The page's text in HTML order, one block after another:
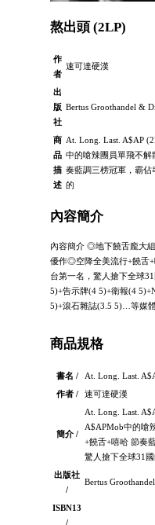
熬出頭 (2LP)
作
者
速可達硬漢
出
版
社
Bertus Groothandel &
商
品
描
述
At. Long. Last. A$AP
中的嗆辣團員單飛不
奏藍調三榜冠軍，霸佔
的
內容簡介
內容簡介 ◎地下饒舌龐大
優作◎空降全美流行+饒舌
台第一名，驚人搶下全球
5)+告示牌(4 5)+衛報(4
5)+滾石雜誌(3.5 5)…等媒
商品規格
書名 /
At. Long. Last.
作者 /
速可達硬漢
簡介 /
At. Long. Last.
A$APMob中的嗆
+饒舌+嘻哈 節奏
驚人搶下全球31國
出版社
/
Bertus
ISBN13
/